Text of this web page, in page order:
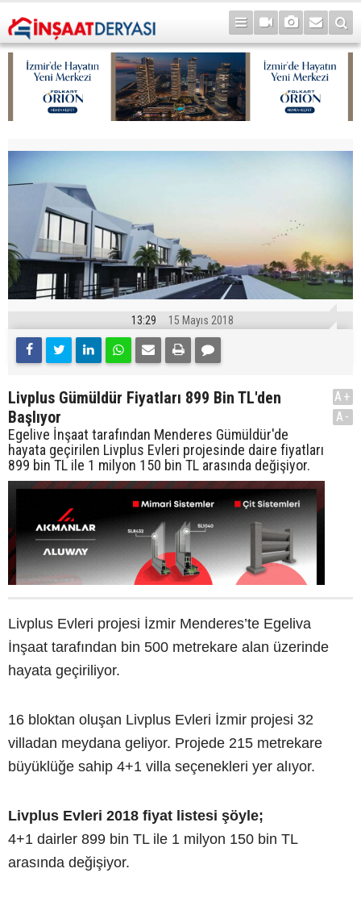
13:29 15 Mayıs 2018
Livplus Gümüldür Fiyatları 899 Bin TL'den
Başlıyor
Egelive İnşaat tarafından Menderes Gümüldür'de
hayata geçirilen Livplus Evleri projesinde daire fiyatları
899 bin TL ile 1 milyon 150 bin TL arasında değişiyor.
A+
A-
Livplus Evleri projesi İzmir Menderes’te Egeliva
İnşaat tarafından bin 500 metrekare alan üzerinde
hayata geçiriliyor.
16 bloktan oluşan Livplus Evleri İzmir projesi 32
villadan meydana geliyor. Projede 215 metrekare
büyüklüğe sahip 4+1 villa seçenekleri yer alıyor.
Livplus Evleri 2018 fiyat listesi şöyle;
4+1 dairler 899 bin TL ile 1 milyon 150 bin TL
arasında değişiyor.